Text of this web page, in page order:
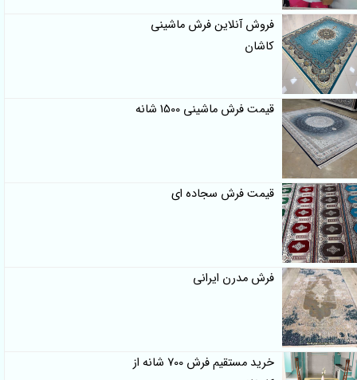
فروش آنلاین فرش ماشینی
کاشان
قیمت فرش ماشینی 1500 شانه
قیمت فرش سجاده ای
فرش مدرن ایرانی
خرید مستقیم فرش 700 شانه از